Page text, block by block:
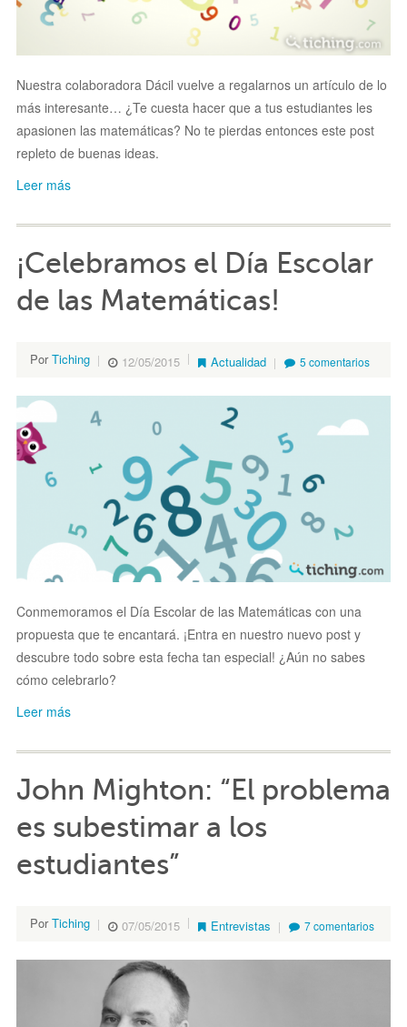
Nuestra colaboradora Dácil vuelve a regalarnos un artículo de lo
más interesante… ¿Te cuesta hacer que a tus estudiantes les
apasionen las matemáticas? No te pierdas entonces este post
repleto de buenas ideas.
Leer más
¡Celebramos el Día Escolar
de las Matemáticas!
PorTiching 12/05/2015 Actualidad 5 comentarios
Conmemoramos el Día Escolar de las Matemáticas con una
propuesta que te encantará. ¡Entra en nuestro nuevo post y
descubre todo sobre esta fecha tan especial! ¿Aún no sabes
cómo celebrarlo?
Leer más
John Mighton: “El problema
es subestimar a los
estudiantes”
PorTiching 07/05/2015 Entrevistas 7 comentarios